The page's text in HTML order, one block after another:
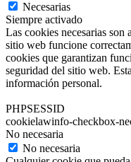
Necesarias
Siempre activado
Las cookies necesarias son
sitio web funcione
cookies que garantizan
seguridad del sitio web.
información personal.
PHPSESSID
cookielawinfo-checkbox-
No necesaria
No necesaria